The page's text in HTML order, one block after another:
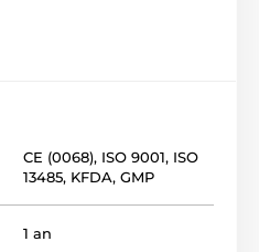
CE (0068), ISO 9001, ISO
13485, KFDA, GMP
1 an